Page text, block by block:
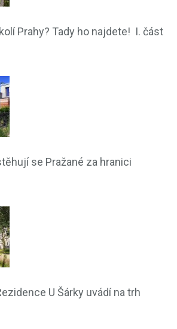
Prahy? Tady ho najdete! I. část
se Pražané za hranici
U Šárky uvádí na trh